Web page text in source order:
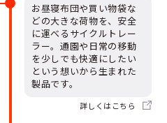
お昼寝布団や買い物袋な
どの大きな荷物を、安全
に運べるサイクルトレー
ラー。通園や日常の移動
を少しでも快適にしたい
という想いから生まれた
製品です。
詳しくは こちら